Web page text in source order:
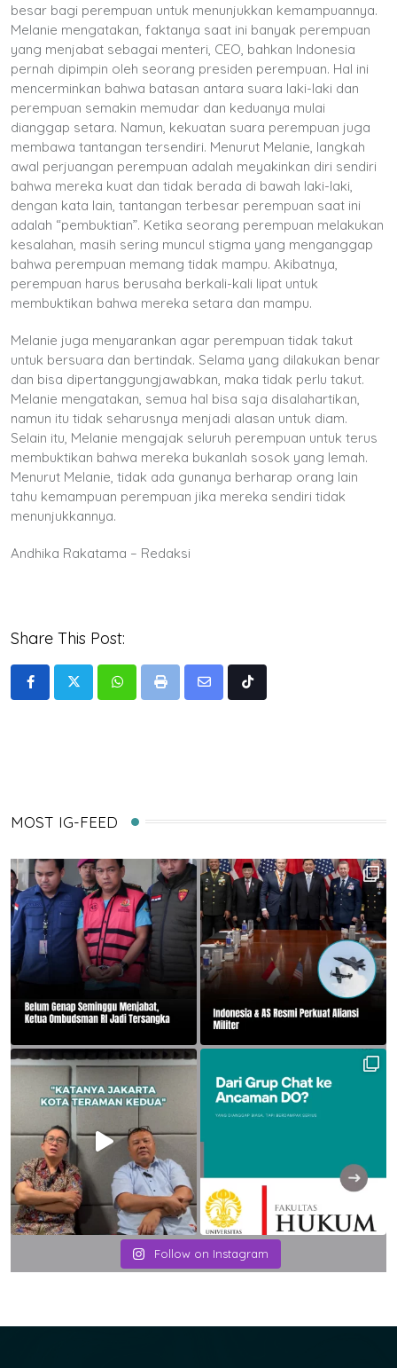
besar bagi perempuan untuk menunjukkan kemampuannya.
Melanie mengatakan, faktanya saat ini banyak perempuan
yang menjabat sebagai menteri, CEO, bahkan Indonesia
pernah dipimpin oleh seorang presiden perempuan. Hal ini
mencerminkan bahwa batasan antara suara laki-laki dan
perempuan semakin memudar dan keduanya mulai
dianggap setara. Namun, kekuatan suara perempuan juga
membawa tantangan tersendiri. Menurut Melanie, langkah
awal perjuangan perempuan adalah meyakinkan diri sendiri
bahwa mereka kuat dan tidak berada di bawah laki-laki,
dengan kata lain, tantangan terbesar perempuan saat ini
adalah “pembuktian”. Ketika seorang perempuan melakukan
kesalahan, masih sering muncul stigma yang menganggap
bahwa perempuan memang tidak mampu. Akibatnya,
perempuan harus berusaha berkali-kali lipat untuk
membuktikan bahwa mereka setara dan mampu.
Melanie juga menyarankan agar perempuan tidak takut
untuk bersuara dan bertindak. Selama yang dilakukan benar
dan bisa dipertanggungjawabkan, maka tidak perlu takut.
Melanie mengatakan, semua hal bisa saja disalahartikan,
namun itu tidak seharusnya menjadi alasan untuk diam.
Selain itu, Melanie mengajak seluruh perempuan untuk terus
membuktikan bahwa mereka bukanlah sosok yang lemah.
Menurut Melanie, tidak ada gunanya berharap orang lain
tahu kemampuan perempuan jika mereka sendiri tidak
menunjukkannya.
Andhika Rakatama – Redaksi
Share This Post:
WhatsappPrint
Share
Tiktok
MOST IG-FEED
Follow on Instagram